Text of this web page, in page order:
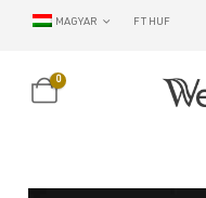
MAGYAR FT HUF
0